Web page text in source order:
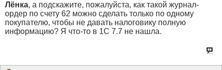
Лёнка, а подскажите, пожалуйста, как такой журнал-
ордер по счету 62 можно сделать только по одному
покупателю, чтобы не давать налоговику полную
информацию? Я что-то в 1С 7.7 не нашла.